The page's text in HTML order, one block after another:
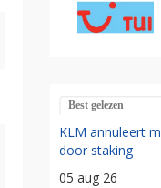
Best gelezen
KLM annuleert
door staking
05 aug 26